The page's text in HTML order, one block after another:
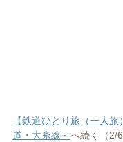
【鉄道ひとり旅（一人
道・大糸線～へ続く（2/6